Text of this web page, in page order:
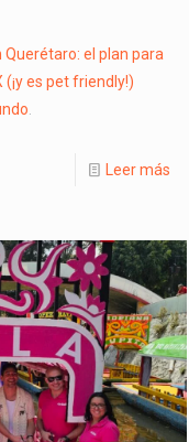
Querétaro: el plan para
es pet friendly!)
Leer más